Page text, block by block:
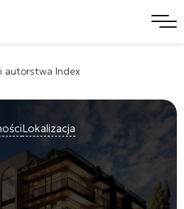
autorstwa Index
Lokalizacja